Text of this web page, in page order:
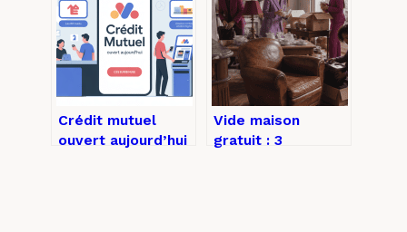
avantage caché
Crédit mutuel
ouvert aujourd’hui
Vide maison
gratuit : 3